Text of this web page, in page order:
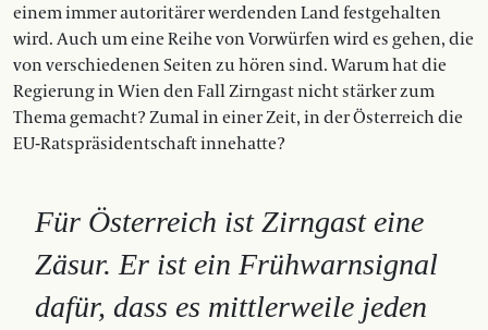
einem immer autoritärer werdenden Land festgehalten
wird. Auch um eine Reihe von Vorwürfen wird es gehen, die
von verschiedenen Seiten zu hören sind. Warum hat die
Regierung in Wien den Fall Zirngast nicht stärker zum
Thema gemacht? Zumal in einer Zeit, in der Österreich die
EU-Ratspräsidentschaft innehatte?
Für Österreich ist Zirngast eine
Zäsur. Er ist ein Frühwarnsignal
dafür, dass es mittlerweile jeden